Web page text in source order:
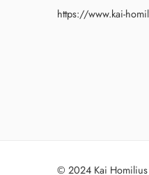
https://www.kai-
© 2024 Kai Homilius